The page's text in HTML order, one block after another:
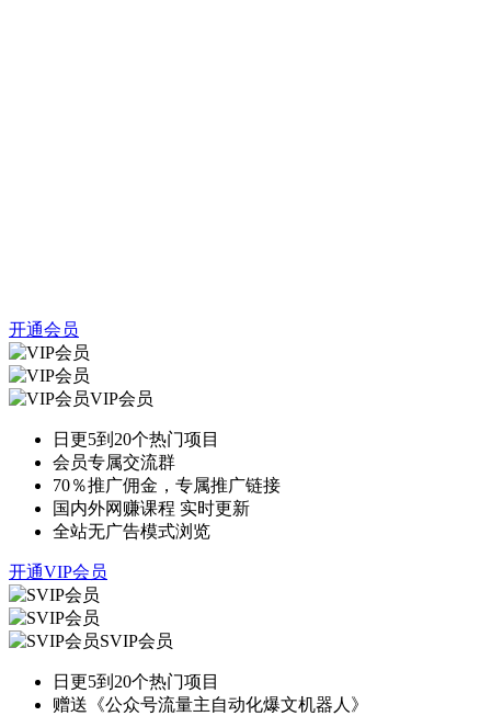
开通会员
VIP会员
日更5到20个热门项目
会员专属交流群
70％推广佣金，专属推广链接
国内外网赚课程 实时更新
全站无广告模式浏览
开通VIP会员
SVIP会员
日更5到20个热门项目
赠送《公众号流量主自动化爆文机器人》